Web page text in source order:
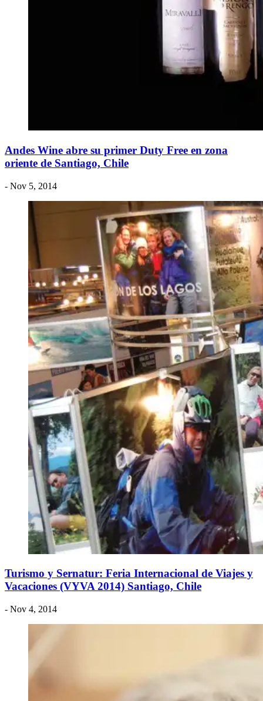
Andes Wine abre su primer Duty Free en zona
oriente de Santiago, Chile
- Nov 5, 2014
Turismo y Sernatur: Feria Internacional de Viajes y
Vacaciones (VYVA 2014) Santiago, Chile
- Nov 4, 2014